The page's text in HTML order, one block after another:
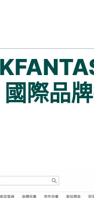
際品